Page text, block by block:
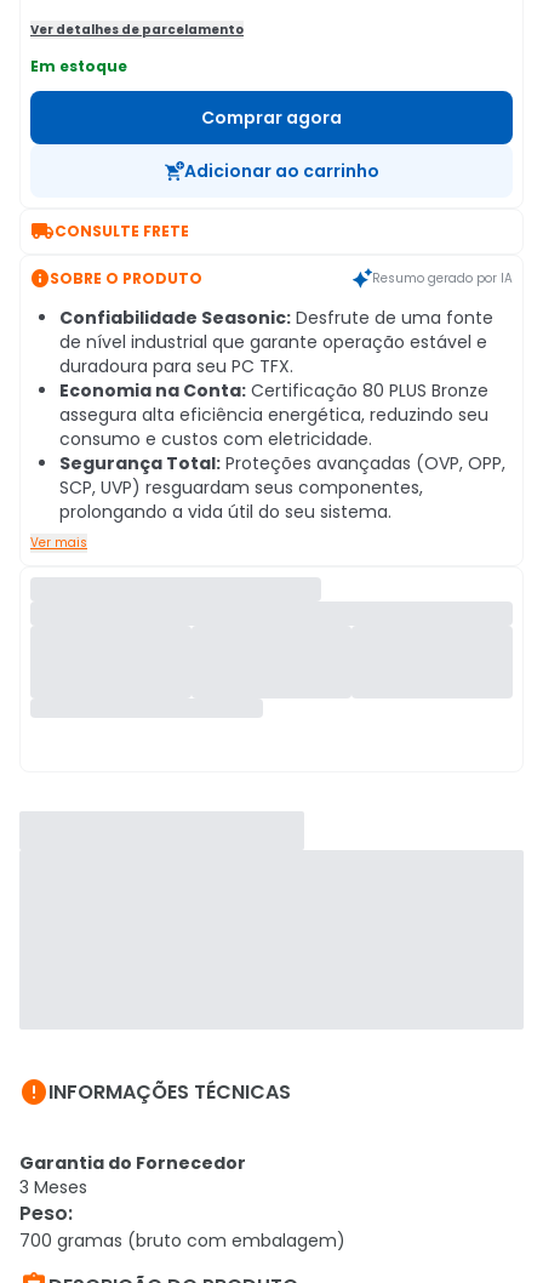
Ver detalhes de parcelamento
Em estoque
Comprar agora
Adicionar ao carrinho
CONSULTE FRETE
SOBRE O PRODUTO Resumo gerado por IA
Confiabilidade Seasonic: Desfrute de uma fonte
de nível industrial que garante operação estável e
duradoura para seu PC TFX.
Economia na Conta: Certificação 80 PLUS Bronze
assegura alta eficiência energética, reduzindo seu
consumo e custos com eletricidade.
Segurança Total: Proteções avançadas (OVP, OPP,
SCP, UVP) resguardam seus componentes,
prolongando a vida útil do seu sistema.
Ver mais
INFORMAÇÕES TÉCNICAS
Garantia do Fornecedor
3 Meses
Peso:
700 gramas (bruto com embalagem)